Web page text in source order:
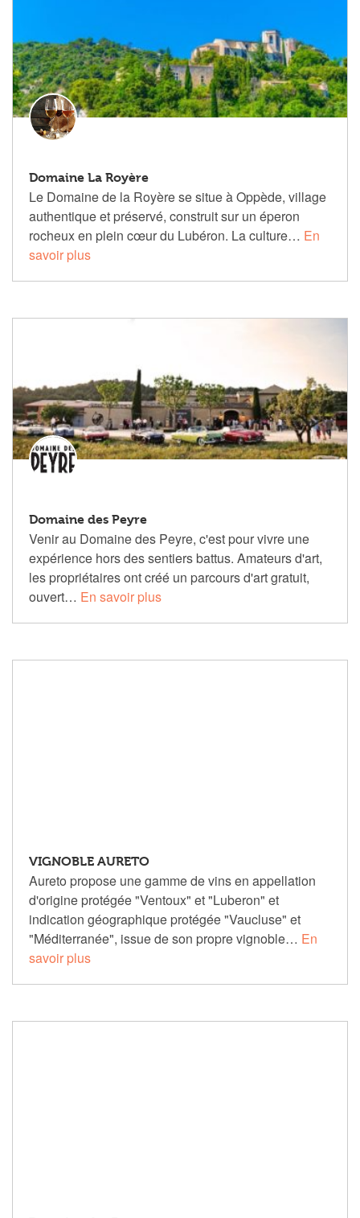
Domaine La Royère
Le Domaine de la Royère se situe à Oppède, village
authentique et préservé, construit sur un éperon
rocheux en plein cœur du Lubéron. La culture… En
savoir plus
Domaine des Peyre
Venir au Domaine des Peyre, c'est pour vivre une
expérience hors des sentiers battus. Amateurs d'art,
les propriétaires ont créé un parcours d'art gratuit,
ouvert… En savoir plus
VIGNOBLE AURETO
Aureto propose une gamme de vins en appellation
d'origine protégée "Ventoux" et "Luberon" et
indication géographique protégée "Vaucluse" et
"Méditerranée", issue de son propre vignoble… En
savoir plus